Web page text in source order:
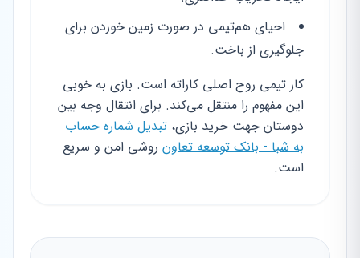
احیای هم‌تیمی در صورت زمین خوردن برای
جلوگیری از باخت.
کار تیمی روح اصلی کاراته است. بازی به خوبی
این مفهوم را منتقل می‌کند. برای انتقال وجه بین
دوستان جهت خرید بازی، تبدیل شماره حساب
به شبا - بانک توسعه تعاون روشی امن و سریع
است.